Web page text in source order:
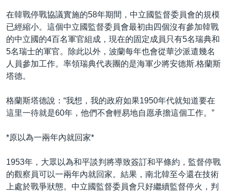
美國透視
建國史話
廣播節目表
其他語言網站
在韓戰停戰協議實施的58年期間，中立國監督委員會的規模
已經縮小。這個中立國監督委員會最初由四個沒有參加韓戰
的中立國的4百名軍官組成，現在的固定成員只有5名瑞典和
5名瑞士的軍官。除此以外，波蘭每年也會從華沙派遣幾名
人員參加工作。率領瑞典代表團的是海軍少將安德斯.格蘭斯
塔德。
格蘭斯塔德說：“我想，我的政府如果1950年代就知道要在
這里一待就是60年，他們不會輕易地自愿承擔這個工作。”
*原以為一兩年內就回家*
1953年，大眾以為和平談判將導致簽訂和平條約，監督停戰
的觀察員可以一兩年內就回家。結果，南北韓至今還在技術
上處於戰爭狀態。中立國監督委員會只好繼續監督停火，判